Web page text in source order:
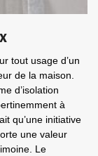
tout usage d’un
de la maison.
d’isolation
à
qu’une initiative
une valeur
Le